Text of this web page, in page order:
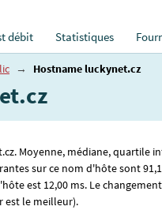
débit Statistiques
→ Hostname luckynet.cz
Moyenne, médiane, quartile
sur ce nom d'hôte sont 91
est 12,00 ms. Le
est le meilleur).